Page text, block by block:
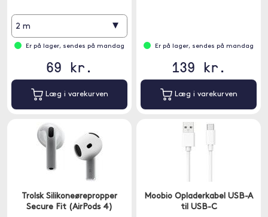
2 m ▾
Er på lager, sendes på mandag
69 kr.
Læg i varekurven
Er på lager, sendes på mandag
139 kr.
Læg i varekurven
Trolsk Silikoneørepropper
Secure Fit (AirPods 4)
Moobio Opladerkabel USB-A
til USB-C